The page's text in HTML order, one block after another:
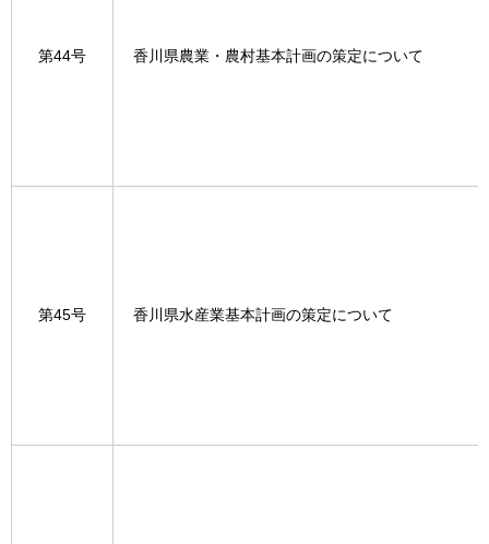
第44号 香川県農業・農村基本計画の策定について
第45号 香川県水産業基本計画の策定について